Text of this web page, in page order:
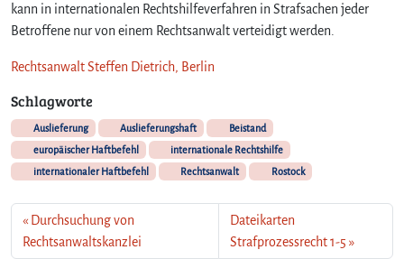
kann in internationalen Rechtshilfeverfahren in Strafsachen jeder
Betroffene nur von einem Rechtsanwalt verteidigt werden.
Rechtsanwalt Steffen Dietrich, Berlin
Schlagworte
Auslieferung Auslieferungshaft
Beistand
europäischer Haftbefehl
internationale Rechtshilfe
internationaler Haftbefehl
Rechtsanwalt Rostock
Durchsuchung von
Rechtsanwaltskanzlei
Dateikarten
Strafprozessrecht 1-5